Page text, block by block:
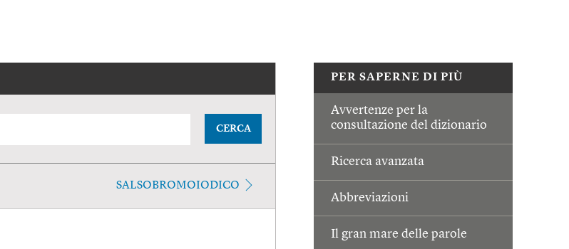
PER SAPERNE DI PIÙ
Avvertenze per la
consultazione del dizionario
Ricerca avanzata
Abbreviazioni
Il gran mare delle parole
CERCA
SALSOBROMOIODICO